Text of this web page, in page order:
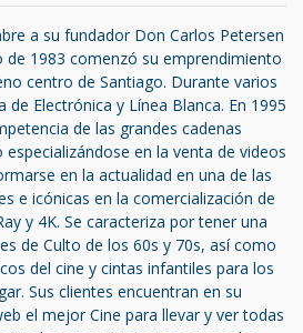
a su fundador Don Carlos Petersen
de 1983 comenzó su emprendimiento
centro de Santiago. Durante varios
de Electrónica y Línea Blanca. En 1995
de las grandes cadenas
en la venta de videos
en la actualidad en una de las
e icónicas en la comercialización de
y 4K. Se caracteriza por tener una
de Culto de los 60s y 70s, así como
del cine y cintas infantiles para los
Sus clientes encuentran en su
el mejor Cine para llevar y ver todas